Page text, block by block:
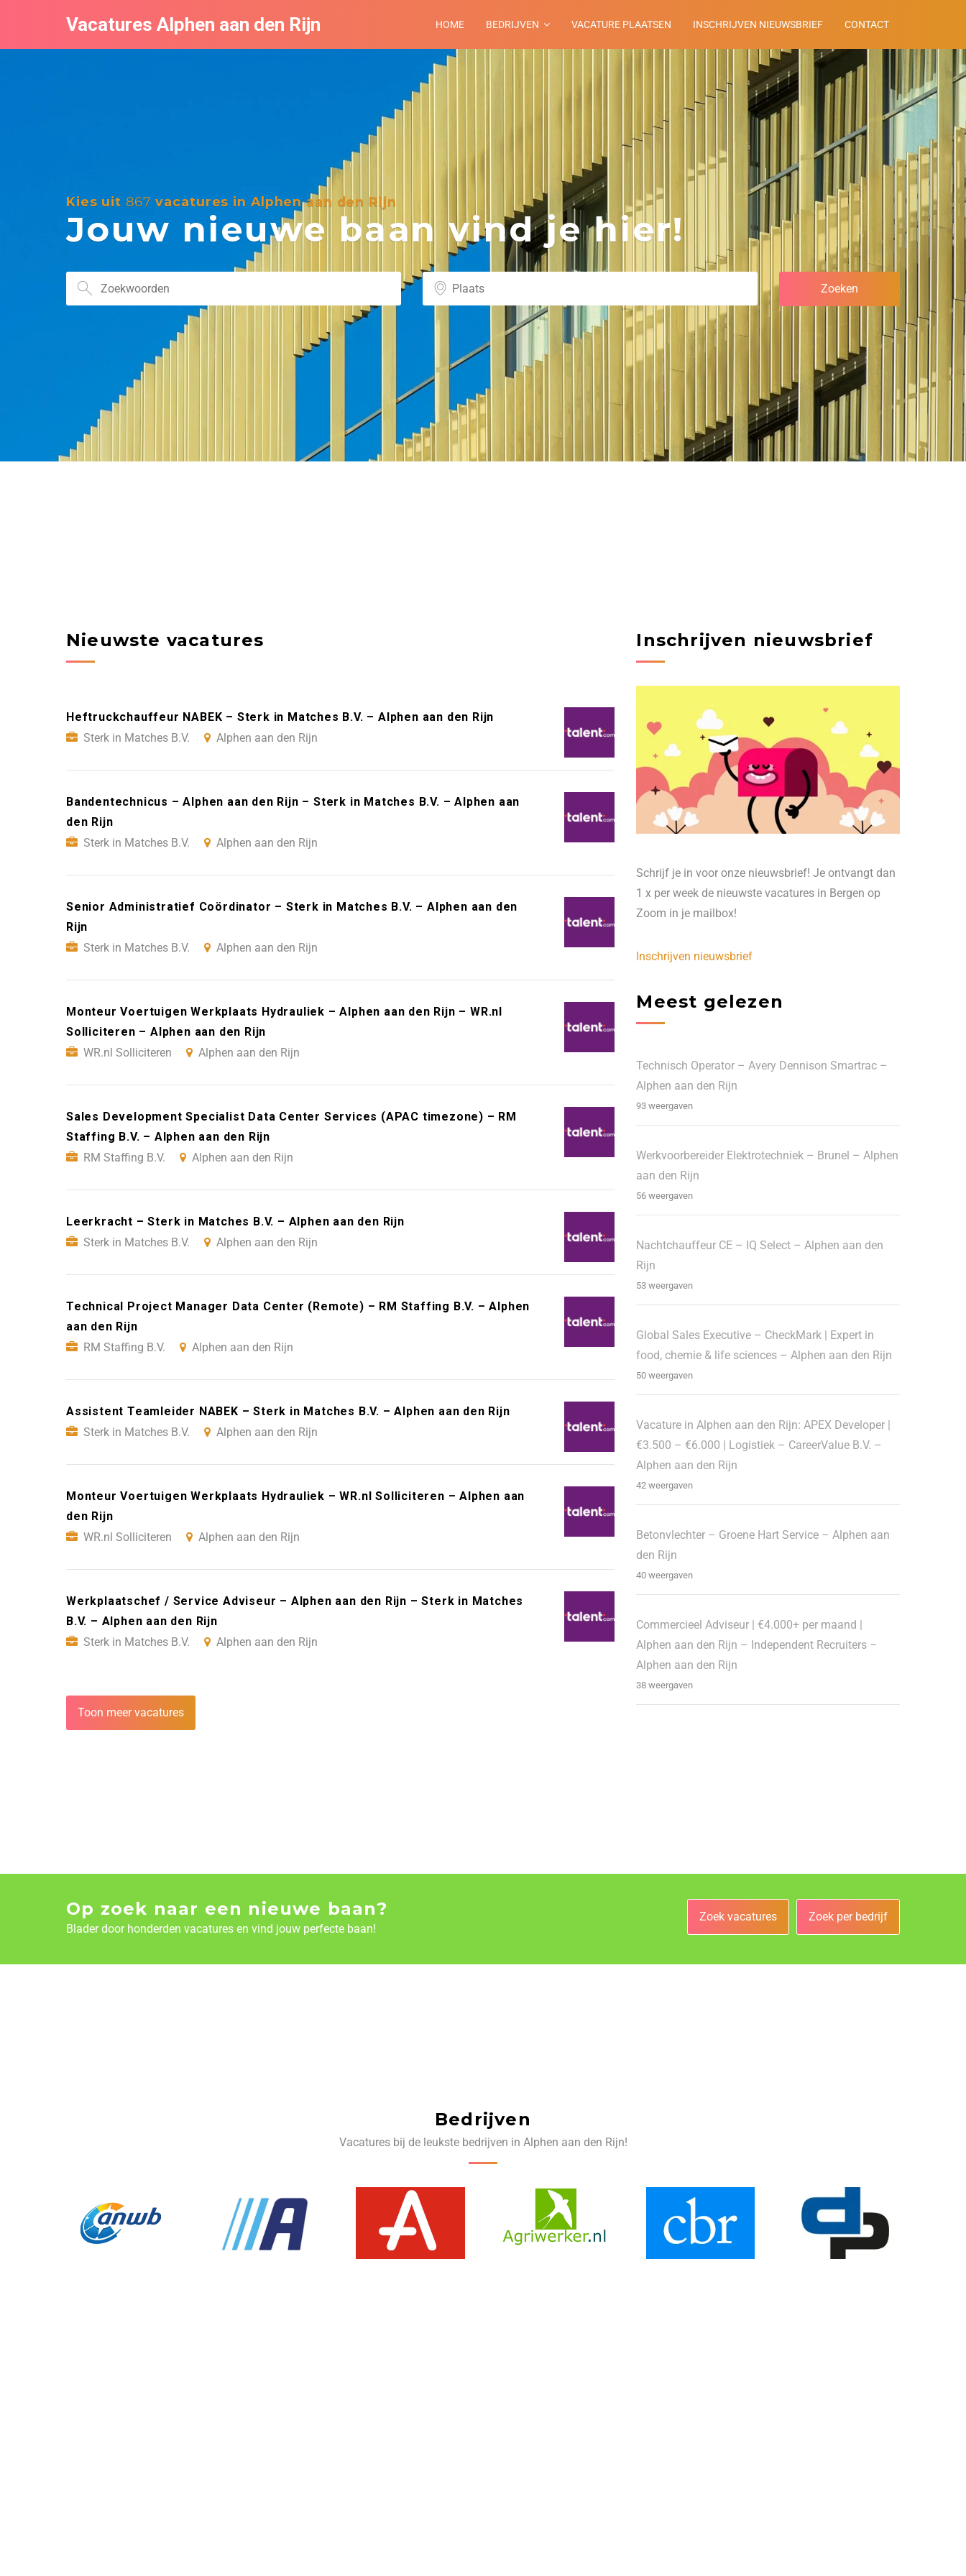
Vacatures Alphen aan den Rijn HOME BEDRIJVEN VACATURE PLAATSEN INSCHRIJVEN NIEUWSBRIEF CONTACT
Kies uit 867 vacatures in Alphen aan den Rijn
Jouw nieuwe baan vind je hier!
Nieuwste vacatures
Heftruckchauffeur NABEK – Sterk in Matches B.V. – Alphen aan den Rijn
Sterk in Matches B.V.
Alphen aan den Rijn
Bandentechnicus – Alphen aan den Rijn – Sterk in Matches B.V. – Alphen aan
den Rijn
Sterk in Matches B.V.
Alphen aan den Rijn
Senior Administratief Coördinator – Sterk in Matches B.V. – Alphen aan den
Rijn
Sterk in Matches B.V.
Alphen aan den Rijn
Monteur Voertuigen Werkplaats Hydrauliek – Alphen aan den Rijn – WR.nl
Solliciteren – Alphen aan den Rijn
WR.nl Solliciteren
Alphen aan den Rijn
Sales Development Specialist Data Center Services (APAC timezone) – RM
Staffing B.V. – Alphen aan den Rijn
RM Staffing B.V.
Alphen aan den Rijn
Leerkracht – Sterk in Matches B.V. – Alphen aan den Rijn
Sterk in Matches B.V.
Alphen aan den Rijn
Technical Project Manager Data Center (Remote) – RM Staffing B.V. – Alphen
aan den Rijn
RM Staffing B.V.
Alphen aan den Rijn
Assistent Teamleider NABEK – Sterk in Matches B.V. – Alphen aan den Rijn
Sterk in Matches B.V.
Alphen aan den Rijn
Monteur Voertuigen Werkplaats Hydrauliek – WR.nl Solliciteren – Alphen aan
den Rijn
WR.nl Solliciteren
Alphen aan den Rijn
Werkplaatschef / Service Adviseur – Alphen aan den Rijn – Sterk in Matches
B.V. – Alphen aan den Rijn
Sterk in Matches B.V.
Alphen aan den Rijn
Toon meer vacatures
Inschrijven nieuwsbrief
Schrijf je in voor onze nieuwsbrief! Je ontvangt dan
1 x per week de nieuwste vacatures in Bergen op
Zoom in je mailbox!
Inschrijven nieuwsbrief
Meest gelezen
Technisch Operator – Avery Dennison Smartrac –
Alphen aan den Rijn
93 weergaven
Werkvoorbereider Elektrotechniek – Brunel – Alphen
aan den Rijn
56 weergaven
Nachtchauffeur CE – IQ Select – Alphen aan den
Rijn
53 weergaven
Global Sales Executive – CheckMark | Expert in
food, chemie & life sciences – Alphen aan den Rijn
50 weergaven
Vacature in Alphen aan den Rijn: APEX Developer |
€3.500 – €6.000 | Logistiek – CareerValue B.V. –
Alphen aan den Rijn
42 weergaven
Betonvlechter – Groene Hart Service – Alphen aan
den Rijn
40 weergaven
Commercieel Adviseur | €4.000+ per maand |
Alphen aan den Rijn – Independent Recruiters –
Alphen aan den Rijn
38 weergaven
Op zoek naar een nieuwe baan?
Blader door honderden vacatures en vind jouw perfecte baan!
Zoek vacatures Zoek per bedrijf
Bedrijven
Vacatures bij de leukste bedrijven in Alphen aan den Rijn!